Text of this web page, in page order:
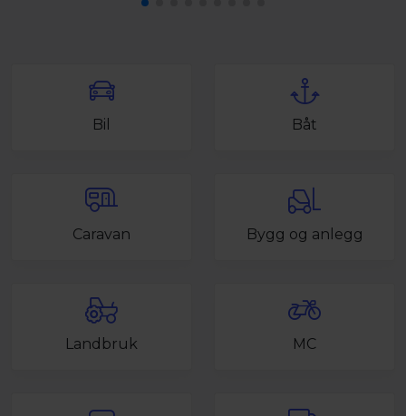
Bil Båt
Caravan Bygg og anlegg
Landbruk MC